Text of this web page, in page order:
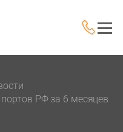
РФ за 6 месяцев